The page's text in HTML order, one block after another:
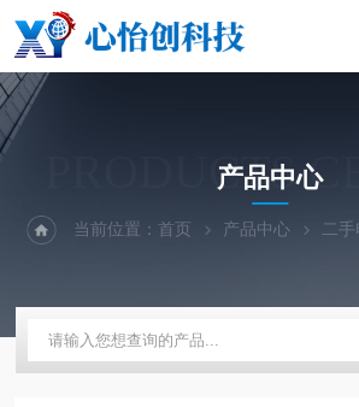
PRODUCTS
产品中心
当前位置：首页 产品中心 二